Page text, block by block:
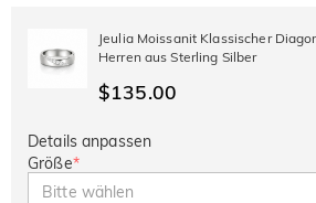
Jeulia Moissanit Klassischer
Herren aus Sterling Silber
$135.00
Details anpassen
Größe*
Bitte wählen